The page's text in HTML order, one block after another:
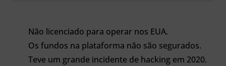
Não licenciado para operar nos EUA.
Os fundos na plataforma não são segurados.
Teve um grande incidente de hacking em 2020.